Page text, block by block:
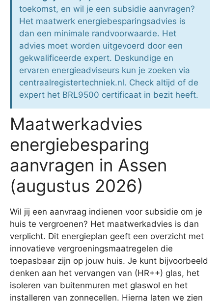
toekomst, en wil je een subsidie aanvragen?
Het maatwerk energiebesparingsadvies is
dan een minimale randvoorwaarde. Het
advies moet worden uitgevoerd door een
gekwalificeerde expert. Deskundige en
ervaren energieadviseurs kun je zoeken via
centraalregistertechniek.nl. Check altijd of de
expert het BRL9500 certificaat in bezit heeft.
Maatwerkadvies
energiebesparing
aanvragen in Assen
(augustus 2026)
Wil jij een aanvraag indienen voor subsidie om je
huis te vergroenen? Het maatwerkadvies is dan
verplicht. Dit energieplan geeft een overzicht met
innovatieve vergroeningsmaatregelen die
toepasbaar zijn op jouw huis. Je kunt bijvoorbeeld
denken aan het vervangen van (HR++) glas, het
isoleren van buitenmuren met glaswol en het
installeren van zonnecellen. Hierna laten we zien